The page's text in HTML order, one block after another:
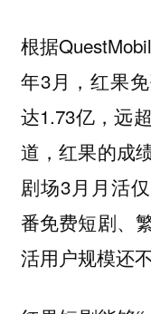
根据
年3月，红果
达1.73亿，远
道，红果的成
剧场3月月活
番免费短剧、
活用户规模还